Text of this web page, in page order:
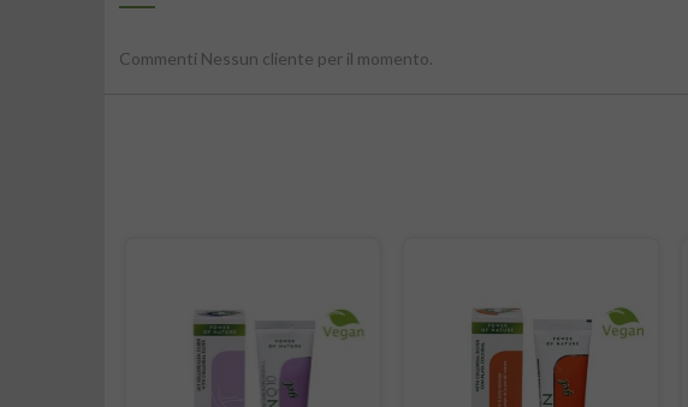
Commenti Nessun cliente per il momento.